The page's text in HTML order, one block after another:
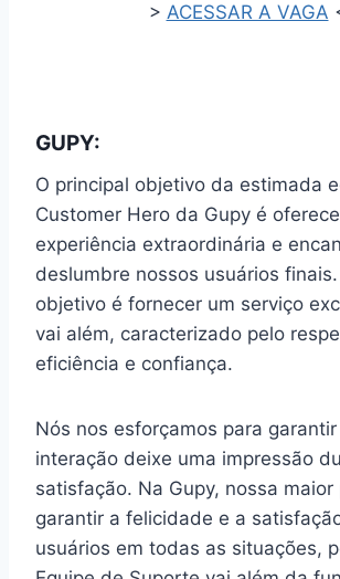
> ACESSAR A VAGA
GUPY:
O principal objetivo da estimada
Customer Hero da Gupy é
experiência extraordinária e
deslumbre nossos usuários
objetivo é fornecer um serviço
vai além, caracterizado pelo
eficiência e confiança.
Nós nos esforçamos para
interação deixe uma impressão
satisfação. Na Gupy, nossa
garantir a felicidade e a
usuários em todas as situações,